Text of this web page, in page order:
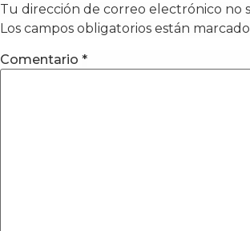
Tu dirección de correo electrónico no
Los campos obligatorios están
Comentario *